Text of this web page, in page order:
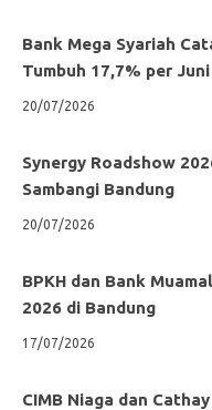
Bank Mega Syariah
Tumbuh 17,7% per
20/07/2026
Synergy Roadshow
Sambangi Bandung
20/07/2026
BPKH dan Bank
2026 di Bandung
17/07/2026
CIMB Niaga dan